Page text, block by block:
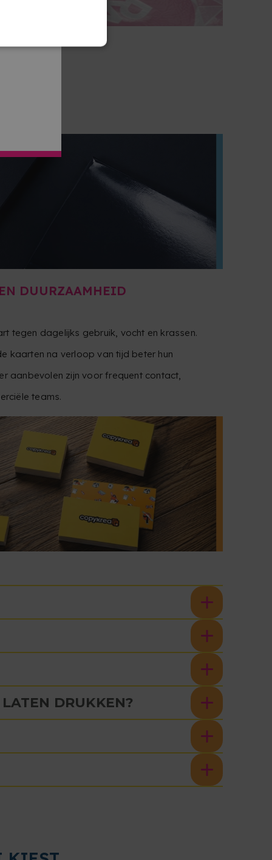
DUURZAAMHEID
tegen dagelijks gebruik, vocht en krassen.
kaarten na verloop van tijd beter hun
aanbevolen zijn voor frequent contact,
teams.
DRUKKEN?